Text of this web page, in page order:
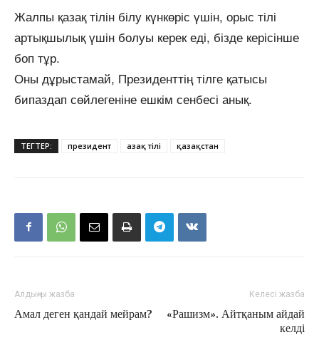
Жалпы қазақ тілін білу күнкөріс үшін, орыс тілі
артықшылық үшін болуы керек еді, бізде керісінше
боп тұр.
Оны дұрыстамай, Президенттің тілге қатысы
бипаздап сөйлегеніне ешкім сенбесі анық.
ТЕГТЕР: президент Қазақ тілі қазақстан
Алдыңғы жазба
Амал деген қандай мейрам?
Келесі жазба
«Рашизм». Айтқаным айдай
келді